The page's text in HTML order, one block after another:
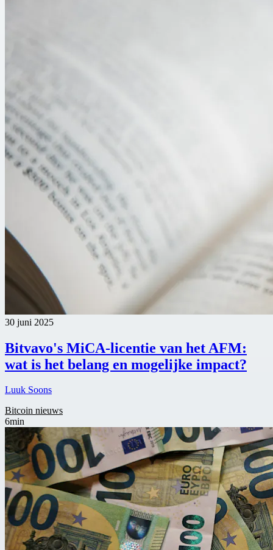
30 juni 2025
Bitvavo's MiCA-licentie van het AFM:
wat is het belang en mogelijke impact?
Luuk Soons
Bitcoin nieuws
6min